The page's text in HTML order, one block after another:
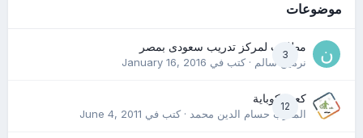
موضوعات
3
مطلوب لمركز تدريب سعودى بمصر
نرمين سالم· كتب في January 16, 2016
12
كعب كوباية
المدرب حسام الدين محمد· كتب في June 4, 2011